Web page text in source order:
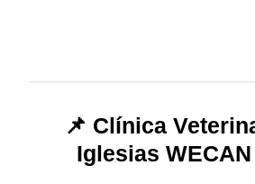
📌 Clínica
Iglesias